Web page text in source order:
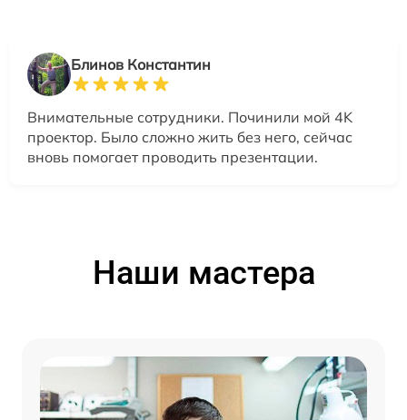
Блинов Константин
Внимательные сотрудники. Починили мой 4K
проектор. Было сложно жить без него, сейчас
вновь помогает проводить презентации.
Наши мастера